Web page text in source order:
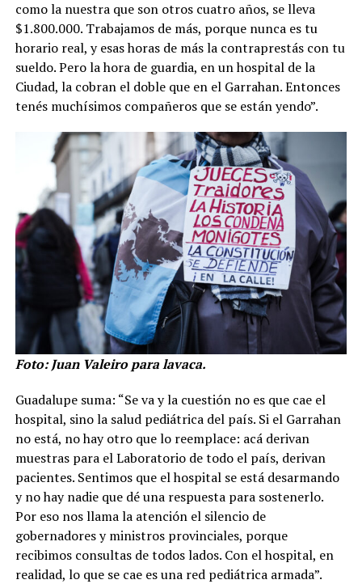
como la nuestra que son otros cuatro años, se lleva
$1.800.000. Trabajamos de más, porque nunca es tu
horario real, y esas horas de más la contraprestás con tu
sueldo. Pero la hora de guardia, en un hospital de la
Ciudad, la cobran el doble que en el Garrahan. Entonces
tenés muchísimos compañeros que se están yendo”.
Foto: Juan Valeiro para lavaca.
Guadalupe suma: “Se va y la cuestión no es que cae el
hospital, sino la salud pediátrica del país. Si el Garrahan
no está, no hay otro que lo reemplace: acá derivan
muestras para el Laboratorio de todo el país, derivan
pacientes. Sentimos que el hospital se está desarmando
y no hay nadie que dé una respuesta para sostenerlo.
Por eso nos llama la atención el silencio de
gobernadores y ministros provinciales, porque
recibimos consultas de todos lados. Con el hospital, en
realidad, lo que se cae es una red pediátrica armada”.